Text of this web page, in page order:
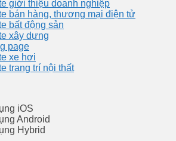
giới thiệu doanh nghiệp
bán hàng, thương mại điện tử
bất động sản
xây dựng
page
xe hơi
trang trí nội thất
iOS
Android
Hybrid